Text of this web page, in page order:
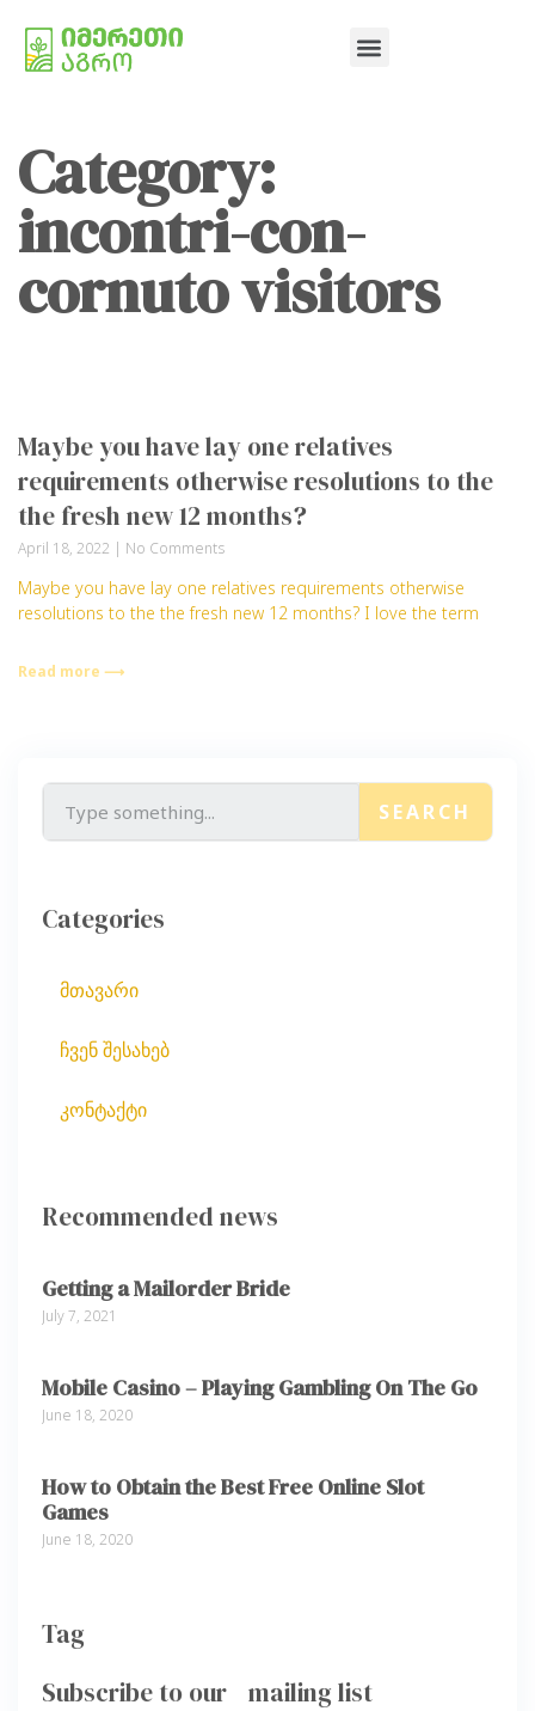
Category:
incontri-con-
cornuto visitors
Maybe you have lay one relatives
requirements otherwise resolutions to the
the fresh new 12 months?
April 18, 2022 No Comments
Maybe you have lay one relatives requirements otherwise
resolutions to the the fresh new 12 months? I love the term
Read more ⟶
SEARCH
Categories
მთავარი
ჩვენ შესახებ
კონტაქტი
Recommended news
Getting a Mailorder Bride
July 7, 2021
Mobile Casino – Playing Gambling On The Go
June 18, 2020
How to Obtain the Best Free Online Slot
Games
June 18, 2020
Tag
Subscribe to our mailing list